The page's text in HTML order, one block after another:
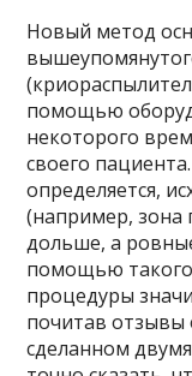
Новый метод
помощью
некоторого
своего
определяется,
(например, зона
дольше, а
помощью
процедуры
почитав отзывы
сделанном